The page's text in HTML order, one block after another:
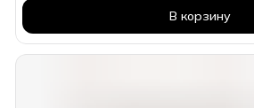
В корзину